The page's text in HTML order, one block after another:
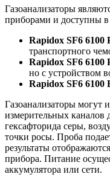
Газоанализаторы
приборами и доступны
Rapidox SF6 6100
транспортного
Rapidox SF6 6100
но с устройством
Rapidox SF6 6100
Газоанализаторы могут
измерительных каналов
гексафторида серы,
точки росы. Проба
результаты
прибора. Питание
аккумулятора или сети.